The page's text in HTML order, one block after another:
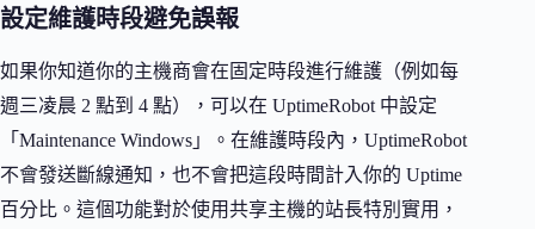
設定維護時段避免誤報
如果你知道你的主機商會在固定時段進行維護（例如每
週三凌晨 2 點到 4 點），可以在 UptimeRobot 中設定
「Maintenance Windows」。在維護時段內，UptimeRobot
不會發送斷線通知，也不會把這段時間計入你的 Uptime
百分比。這個功能對於使用共享主機的站長特別實用，